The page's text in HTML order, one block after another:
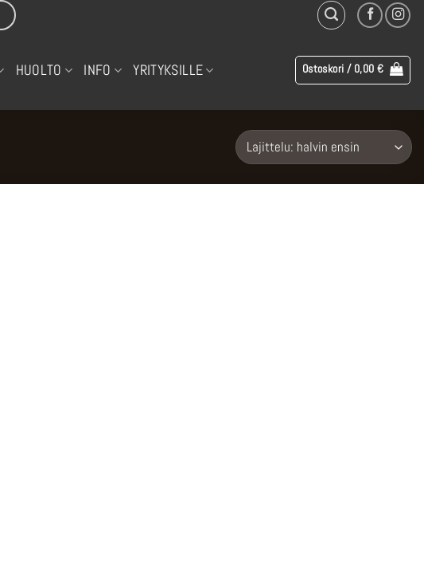
HUOLTO INFO YRITYKSILLE Ostoskori / 0,00 €